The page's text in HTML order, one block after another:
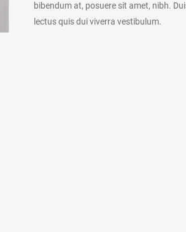
bibendum at, posuere sit amet, nibh.
lectus quis dui viverra vestibulum.